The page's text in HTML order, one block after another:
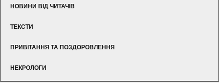
НОВИНИ ВІД ЧИТАЧІВ
ТЕКСТИ
ПРИВІТАННЯ ТА ПОЗДОРОВЛЕННЯ
НЕКРОЛОГИ